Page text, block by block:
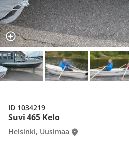
Suvi 465 Kelo
Helsinki, Uusimaa
ID 1034219